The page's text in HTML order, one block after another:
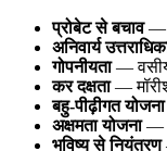
प्रोबेट से बचाव—
अनिवार्य
गोपनीयता—
कर दक्षता—
बहु-पीढ़ीगत योजना
अक्षमता योजना—
भविष्य से नियंत्रण